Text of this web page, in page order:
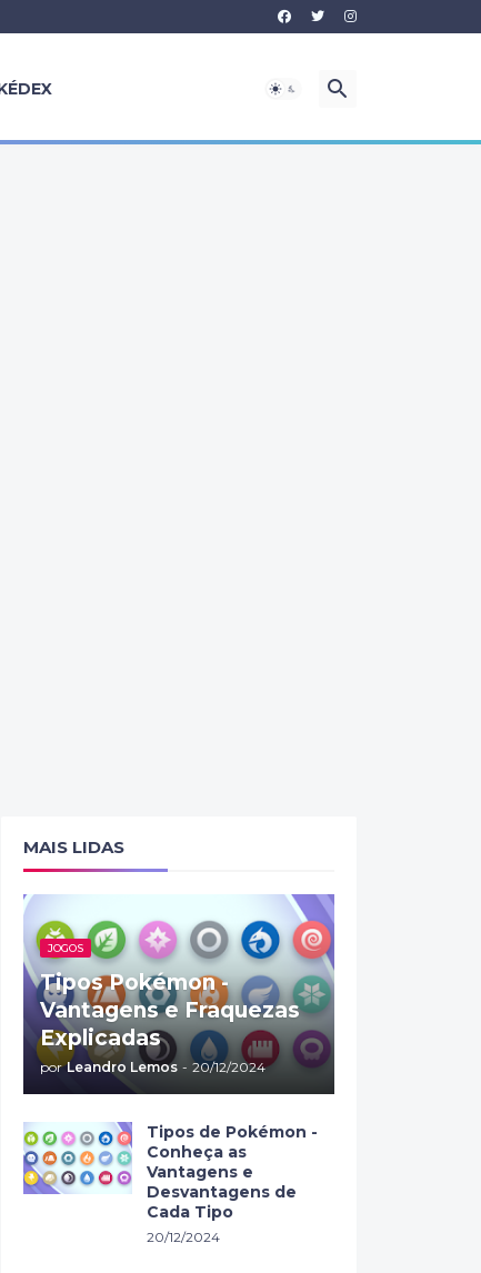
MAIS LIDAS
JOGOS
Tipos Pokémon -
Vantagens e Fraquezas
Explicadas
por Leandro Lemos - 20/12/2024
Tipos de Pokémon -
Conheça as
Vantagens e
Desvantagens de
Cada Tipo
20/12/2024